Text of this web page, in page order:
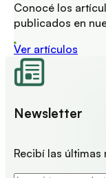
Conocé los
publicados en
Ver artículos
Newsletter
Recibí las